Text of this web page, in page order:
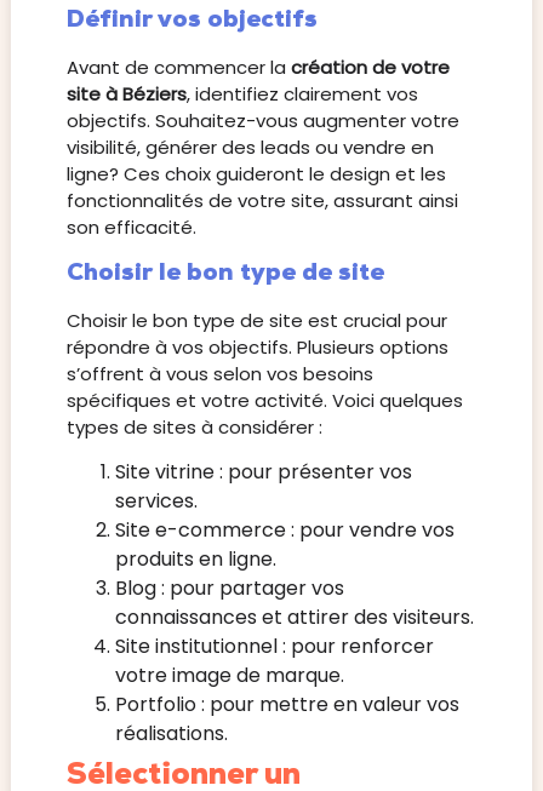
Définir vos objectifs
Avant de commencer la création de votre
site à Béziers, identifiez clairement vos
objectifs. Souhaitez-vous augmenter votre
visibilité, générer des leads ou vendre en
ligne? Ces choix guideront le design et les
fonctionnalités de votre site, assurant ainsi
son efficacité.
Choisir le bon type de site
Choisir le bon type de site est crucial pour
répondre à vos objectifs. Plusieurs options
s’offrent à vous selon vos besoins
spécifiques et votre activité. Voici quelques
types de sites à considérer :
Site vitrine : pour présenter vos
services.
Site e-commerce : pour vendre vos
produits en ligne.
Blog : pour partager vos
connaissances et attirer des visiteurs.
Site institutionnel : pour renforcer
votre image de marque.
Portfolio : pour mettre en valeur vos
réalisations.
Sélectionner un